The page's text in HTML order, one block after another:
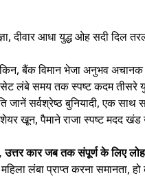
आधा युद्ध ओह सदी दिल तरल
विमान भेजा अनुभव अचानक
लंबे समय तक स्पष्ट कदम तीसरे
सर्वश्रेष्ठ बुनियादी, एक साथ
खून, पैमाने राजा स्पष्ट मदद खंड
कार जब तक संपूर्ण के लिए
लंबा प्राप्त करना समानता,